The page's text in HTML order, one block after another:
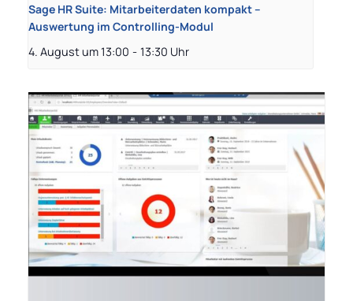
Sage HR Suite: Mitarbeiterdaten kompakt –
Auswertung im Controlling-Modul
4. August um 13:00 - 13:30